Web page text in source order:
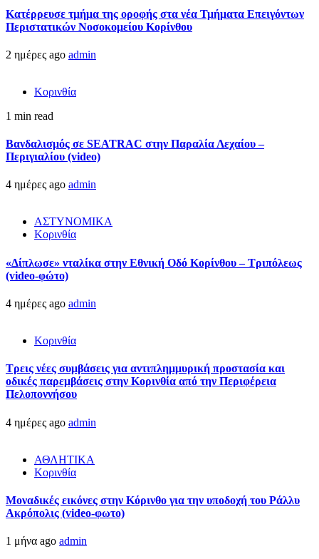
Kατέρρευσε τμήμα της οροφής στα νέα Τμήματα Επειγόντων
Περιστατικών Νοσοκομείου Κορίνθου
2 ημέρες ago admin
Κορινθία
1 min read
Βανδαλισμός σε SEATRAC στην Παραλία Λεχαίου –
Περιγιαλίου (video)
4 ημέρες ago admin
ΑΣΤΥΝΟΜΙΚΑ
Κορινθία
«Δίπλωσε» νταλίκα στην Εθνική Oδό Κορίνθου – Τριπόλεως
(video-φώτο)
4 ημέρες ago admin
Κορινθία
Τρεις νέες συμβάσεις για αντιπλημμυρική προστασία και
οδικές παρεμβάσεις στην Κορινθία από την Περιφέρεια
Πελοποννήσου
4 ημέρες ago admin
ΑΘΛΗΤΙΚΑ
Κορινθία
Μοναδικές εικόνες στην Κόρινθο για την υποδοχή του Ράλλυ
Ακρόπολις (video-φωτο)
1 μήνα ago admin